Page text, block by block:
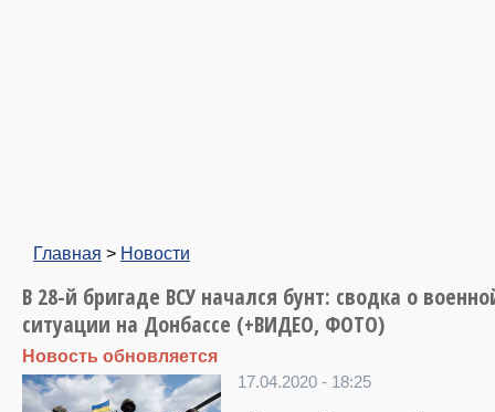
Главная > Новости
В 28-й бригаде ВСУ начался бунт: сводка о
ситуации на Донбассе (+ВИДЕО, ФОТО)
Новость обновляется
17.04.2020 - 18:25